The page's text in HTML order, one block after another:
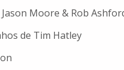
Moore & Rob
de Tim Hatley